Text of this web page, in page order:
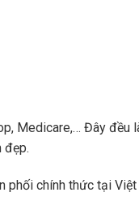
Medicare,… Đây đều
đẹp.
phối chính thức tại